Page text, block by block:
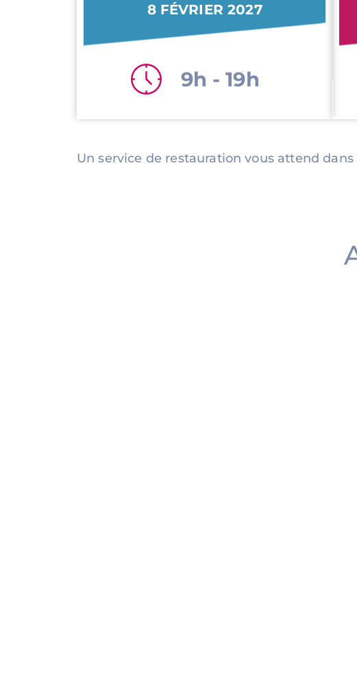
8 FÉVRIER 2027
9h - 19h
Un service de restauration vous attend